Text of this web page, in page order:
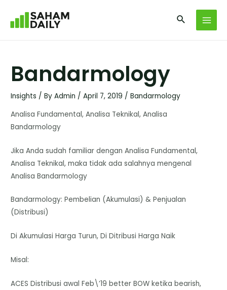
Bandarmology
Insights / ByAdmin /April 7, 2019 /Bandarmology
Analisa Fundamental, Analisa Teknikal, Analisa
Bandarmology
Jika Anda sudah familiar dengan Analisa Fundamental,
Analisa Teknikal, maka tidak ada salahnya mengenal
Analisa Bandarmology
Bandarmology: Pembelian (Akumulasi) & Penjualan
(Distribusi)
Di Akumulasi Harga Turun, Di Ditribusi Harga Naik
Misal:
ACES Distribusi awal Feb\’19 better BOW ketika bearish,